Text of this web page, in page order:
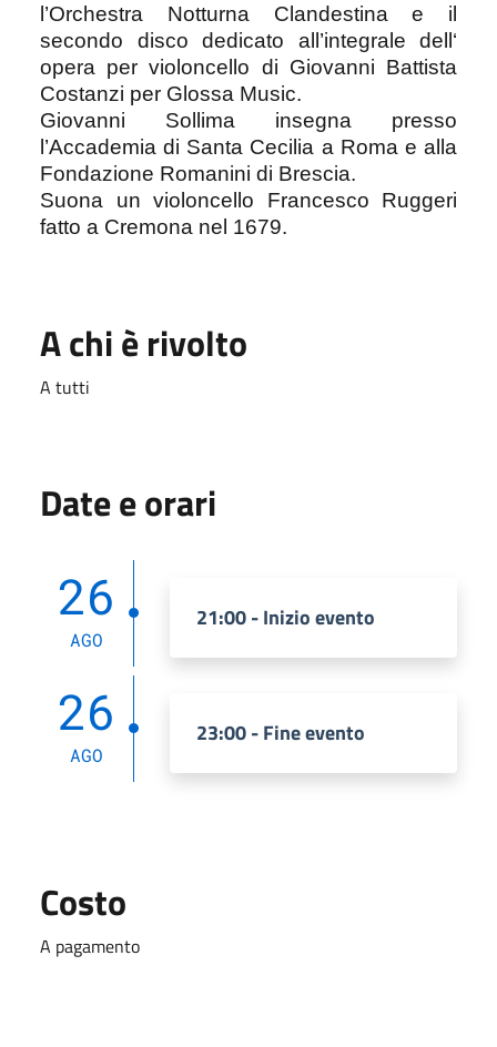
l’Orchestra Notturna Clandestina e il
secondo disco dedicato all’integrale dell‘
opera per violoncello di Giovanni Battista
Costanzi per Glossa Music.
Giovanni Sollima insegna presso
l’Accademia di Santa Cecilia a Roma e alla
Fondazione Romanini di Brescia.
Suona un violoncello Francesco Ruggeri
fatto a Cremona nel 1679.
A chi è rivolto
A tutti
Date e orari
26
AGO
21:00 - Inizio evento
26
AGO
23:00 - Fine evento
Costo
A pagamento